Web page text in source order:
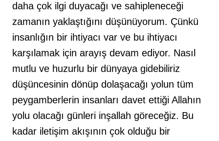
daha çok ilgi duyacağı ve sahipleneceği
zamanın yaklaştığını düşünüyorum. Çünkü
insanlığın bir ihtiyacı var ve bu ihtiyacı
karşılamak için arayış devam ediyor. Nasıl
mutlu ve huzurlu bir dünyaya gidebiliriz
düşüncesinin dönüp dolaşacağı yolun tüm
peygamberlerin insanları davet ettiği Allahın
yolu olacağı günleri inşallah göreceğiz. Bu
kadar iletişim akışının çok olduğu bir